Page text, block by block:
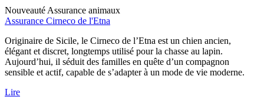
Nouveauté Assurance animaux
Assurance Cirneco de l'Etna
Originaire de Sicile, le Cirneco de l’Etna est un chien ancien,
élégant et discret, longtemps utilisé pour la chasse au lapin.
Aujourd’hui, il séduit des familles en quête d’un compagnon
sensible et actif, capable de s’adapter à un mode de vie moderne.
Lire